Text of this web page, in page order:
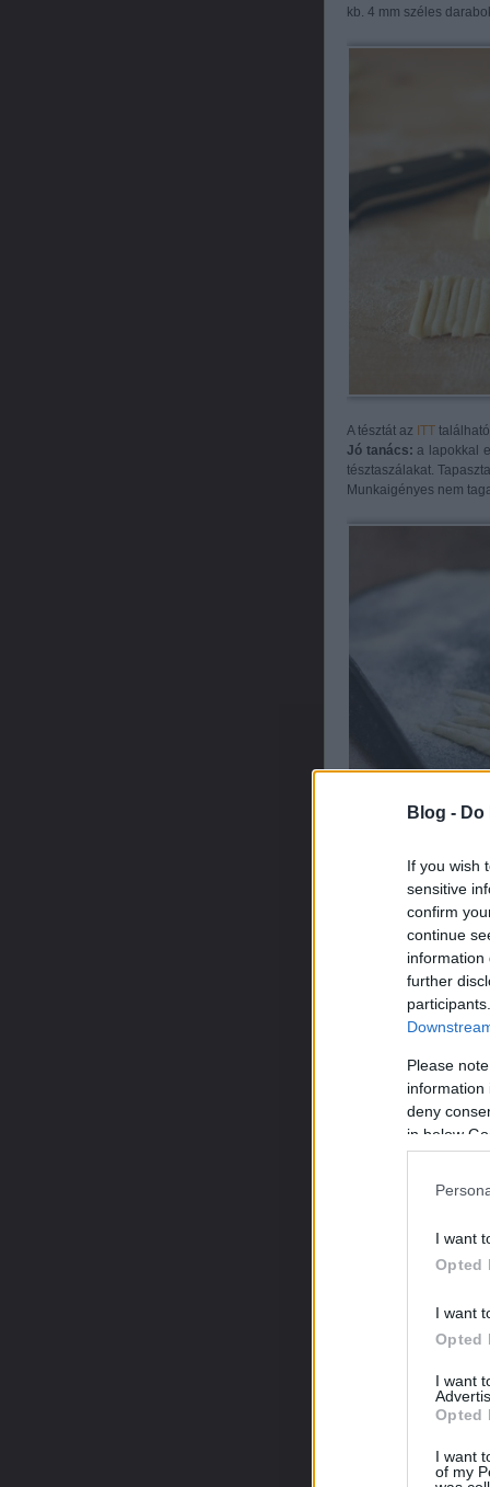
Blog -
If you wish
sensitive
confirm
continue
information
further
Please
information
deny
in below
I want
Opted
I want
Opted
I want
Opted
I want
of my
kb. 4 mm széles
A tésztát az ITT
Jó tanács: a lapokkal
tésztaszálakat.
Munkaigényes nem
A friss tésztát
elkészített tésztát
Spenót pesto
Hozzávalók:
120 g spenót
4 db aszalt paradicsom
80 g natúr kecskesajt
20 g reszelt parmezán
2-4 gerezd fokhagyma